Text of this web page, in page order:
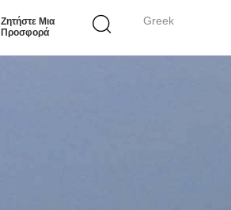
Greek
Ζητήστε Μια
Προσφορά